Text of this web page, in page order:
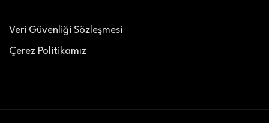
Veri Güvenliği Sözleşmesi
Çerez Politikamız